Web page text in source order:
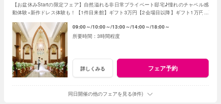
【お盆休みStartの限定フェア】自然溢れる非日常プライベート邸宅♪憧れのチャペル感
動体験×新作ドレス体験も！【1件目来館】ギフト3万円【2会場目以降】ギフト1万円プ
09:00～ 10:00～ 13:00～ 14:00～ 18:00～
3時間程度
詳しくみる フェア予約
同日開催の他のフェアを見る(8件)